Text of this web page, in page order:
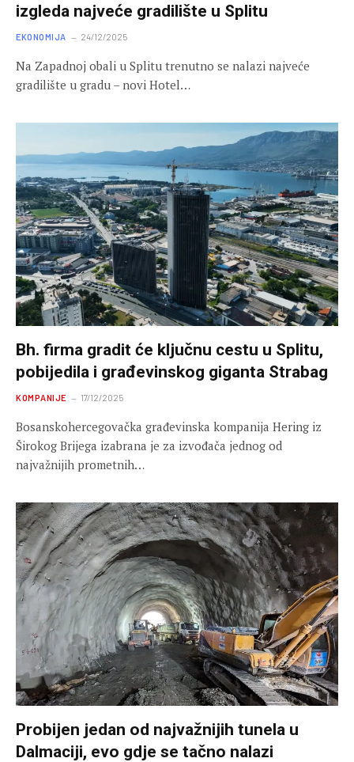
izgleda najveće gradilište u Splitu
EKONOMIJA 24/12/2025
Na Zapadnoj obali u Splitu trenutno se nalazi najveće
gradilište u gradu – novi Hotel…
Bh. firma gradit će ključnu cestu u Splitu,
pobijedila i građevinskog giganta Strabag
KOMPANIJE 17/12/2025
Bosanskohercegovačka građevinska kompanija Hering iz
Širokog Brijega izabrana je za izvođača jednog od
najvažnijih prometnih…
Probijen jedan od najvažnijih tunela u
Dalmaciji, evo gdje se tačno nalazi